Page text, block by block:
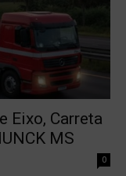
Eixo, Carreta
MS
0